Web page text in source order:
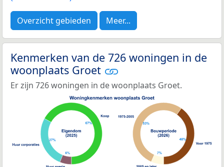
Overzicht gebieden Meer...
Kenmerken van de 726 woningen in de
woonplaats Groet
Er zijn 726 woningen in de woonplaats Groet.